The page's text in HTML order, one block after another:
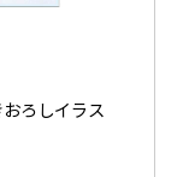
ろしイラス